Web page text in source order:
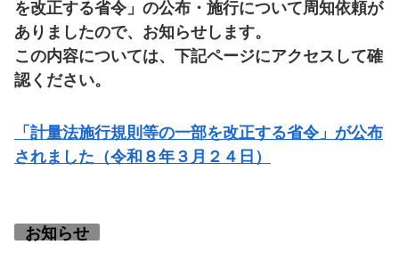
を改正する省令」の公布・施行について周知依頼が
ありましたので、お知らせします。
この内容については、下記ページにアクセスして確
認ください。
「計量法施行規則等の一部を改正する省令」が公布
されました（令和８年３月２４日）
お知らせ